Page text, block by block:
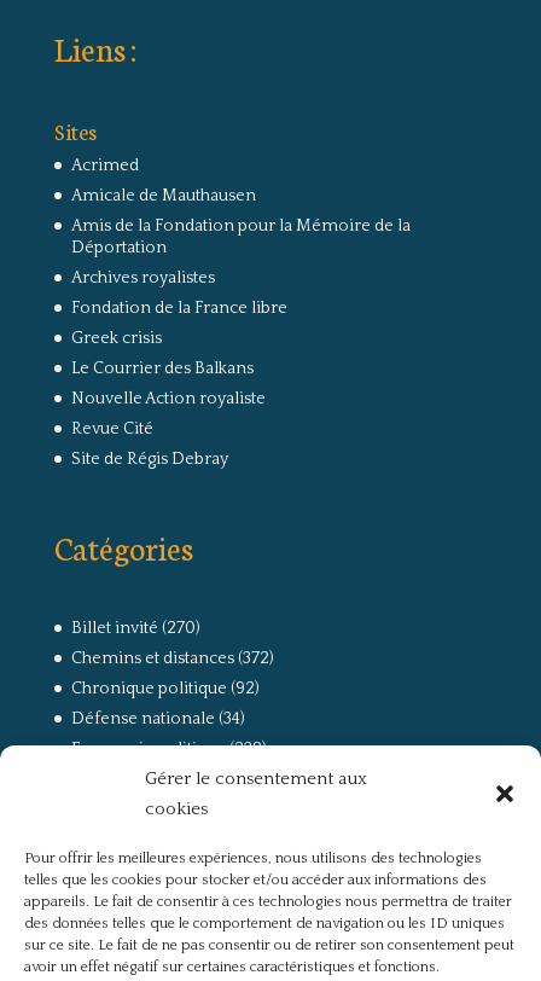
Gérer le consentement aux
cookies
Pour offrir les meilleures expériences, nous utilisons des technologies
telles que les cookies pour stocker et/ou accéder aux informations des
appareils. Le fait de consentir à ces technologies nous permettra de traiter
des données telles que le comportement de navigation ou les ID uniques
sur ce site. Le fait de ne pas consentir ou de retirer son consentement peut
avoir un effet négatif sur certaines caractéristiques et fonctions.
Liens :
Sites
Acrimed
Amicale de Mauthausen
Amis de la Fondation pour la Mémoire de la
Déportation
Archives royalistes
Fondation de la France libre
Greek crisis
Le Courrier des Balkans
Nouvelle Action royaliste
Revue Cité
Site de Régis Debray
Catégories
Billet invité (270)
Chemins et distances(372)
Chronique politique (92)
Défense nationale (34)
Economie politique(238)
(168)
La guerre, la Résistance et la Déportation
Non classé(42)
Partis politiques, intelligentsia, médias(750)
Présentation(4)
Références(57)